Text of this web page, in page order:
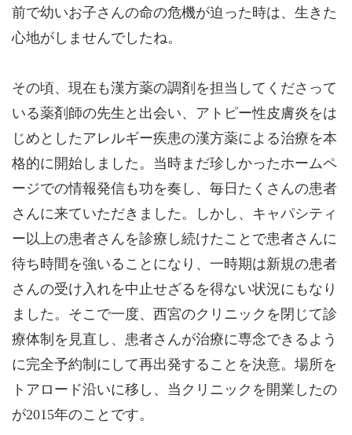
前で幼いお子さんの命の危機が迫った時は、生きた
心地がしませんでしたね。
その頃、現在も漢方薬の調剤を担当してくださって
いる薬剤師の先生と出会い、アトピー性皮膚炎をは
じめとしたアレルギー疾患の漢方薬による治療を本
格的に開始しました。当時まだ珍しかったホームペ
ージでの情報発信も功を奏し、毎日たくさんの患者
さんに来ていただきました。しかし、キャパシティ
ー以上の患者さんを診療し続けたことで患者さんに
待ち時間を強いることになり、一時期は新規の患者
さんの受け入れを中止せざるを得ない状況にもなり
ました。そこで一度、西宮のクリニックを閉じて診
療体制を見直し、患者さんが治療に専念できるよう
に完全予約制にして再出発することを決意。場所を
トアロード沿いに移し、当クリニックを開業したの
が2015年のことです。